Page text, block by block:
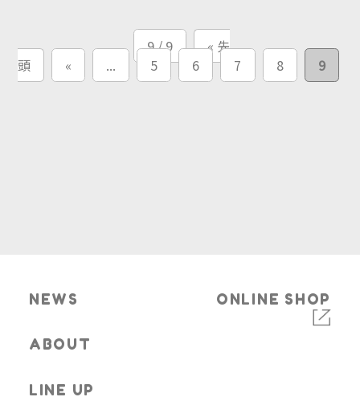
9 / 9
« 先
頭
« ... 5 6 7 8 9
NEWS
ABOUT
LINE UP
ONLINE SHOP